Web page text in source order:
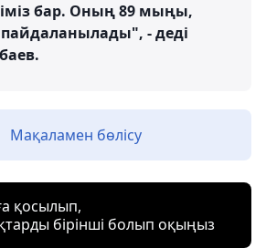
бар. Оның 89 мыңы,
- деді
Мақаламен бөлісу
қосылып,
бірінші болып оқыңыз